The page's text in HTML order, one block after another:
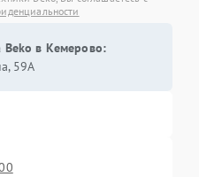
Beko в Кемерово:
59А